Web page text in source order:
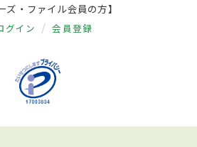
ズ・ファイル会員の方】
グイン 会員登録